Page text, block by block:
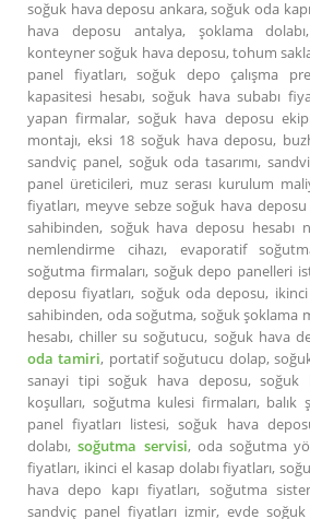
soğuk hava deposu ankara, soğuk oda
hava deposu antalya, şoklama
konteyner soğuk hava deposu, tohum
panel fiyatları, soğuk depo çalışma
kapasitesi hesabı, soğuk hava subabı
yapan firmalar, soğuk hava deposu
montajı, eksi 18 soğuk hava deposu,
sandviç panel, soğuk oda tasarımı,
panel üreticileri, muz serası kurulum
fiyatları, meyve sebze soğuk hava
sahibinden, soğuk hava deposu hesabı
nemlendirme cihazı, evaporatif
soğutma firmaları, soğuk depo panelleri
deposu fiyatları, soğuk oda deposu,
sahibinden, oda soğutma, soğuk şoklama
hesabı, chiller su soğutucu, soğuk hava
oda tamiri, portatif soğutucu dolap,
sanayi tipi soğuk hava deposu, soğuk
koşulları, soğutma kulesi firmaları, balık
panel fiyatları listesi, soğuk hava
dolabı,soğutma servisi, oda soğutma
fiyatları, ikinci el kasap dolabı fiyatları,
hava depo kapı fiyatları, soğutma
sandviç panel fiyatları izmir, evde